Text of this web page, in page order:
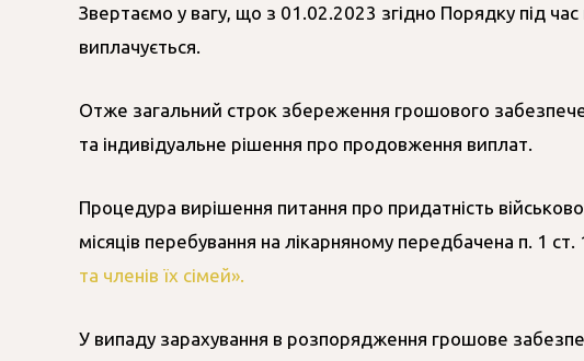
Звертаємо у вагу, що з 01.02.2023 згідно Порядку під
виплачується.
Отже загальний строк збереження грошового
та індивідуальне рішення про продовження виплат.
Процедура вирішення питання про придатність
місяців перебування на лікарняному передбачена п. 1 ст.
та членів їх сімей».
У випаду зарахування в розпорядження грошове